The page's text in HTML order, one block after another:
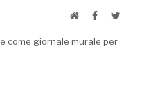
WebsiteFacebookTwitter
come giornale murale per